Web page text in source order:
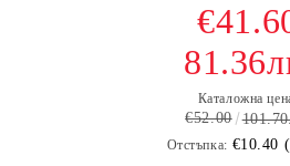
Каталожна
€52.00
Отстъпка: €10.40